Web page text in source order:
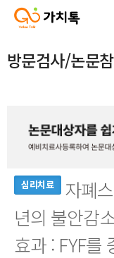
방문검사/논문
심리치료
자폐
년의 불안감
효과 : FYF를